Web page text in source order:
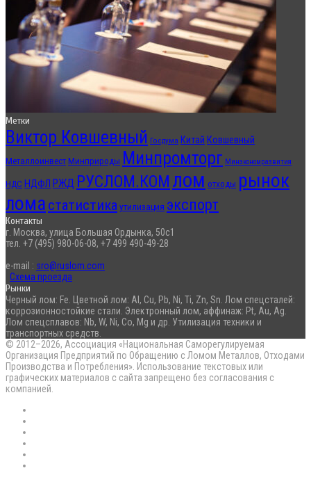
Метки
Виктор Ковшевный Госдума Китай Ковшевный
Металлоинвест Минприроды Минпромторг Минэкономразвития
НДС НДФЛ РЖД РУСЛОМ.КОМ лом отходы рынок
лома статистика утилизация экспорт
Контакты
г. Москва, улица Большая Ордынка, 50с1
тел. +7 (495) 980-06-08, +7 499 490-49-28
e-mail : sro@ruslom.com
Схема проезда
Рынки
Черный лом: Fe. Цветной лом: Al, Cu, Pb, Ni, Ti, Zn, Sn. Лом спецсталей:
коррозионностойкие стали. Электронный лом, аффинаж: Pt, Au, Ag.
Лом спецсплавов: Nb, W, Ni, Co, Mg и др. Утилизация техники и
транспортных средств.
© 2012–2026, Ассоциация «Национальная Саморегулируемая
Организация Предприятий по Обращению с Ломом Металлов, Отходами
Производства и Потребления». Использование текстовых или
графических материалов с сайта запрещено без согласования с
компанией.